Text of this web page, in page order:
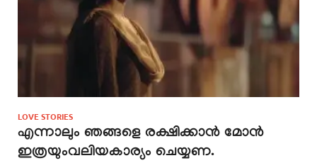
LOVE STORIES
എന്നാലും ഞങ്ങളെ രക്ഷിക്കാൻ മോൻ
ഇത്രയുംവലിയകാര്യം ചെയ്യണ.